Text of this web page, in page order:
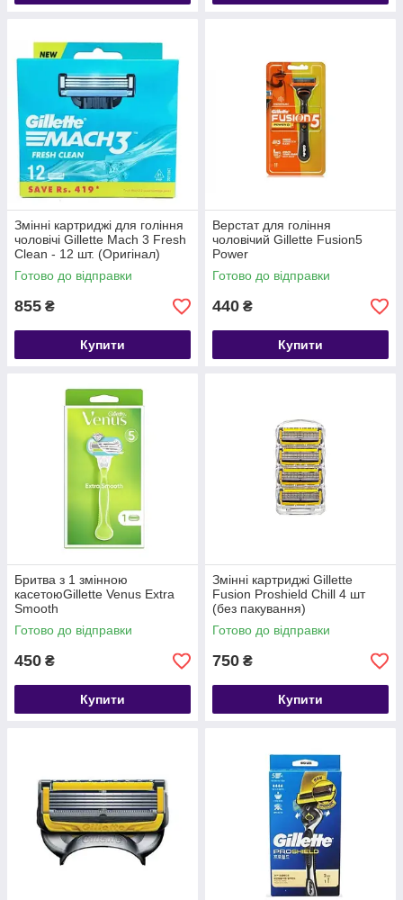
Змінні картриджі для гоління
чоловічі Gillette Mach 3 Fresh
Clean - 12 шт. (Оригінал)
Готово до відправки
855 ₴
Купити
Верстат для гоління
чоловічий Gillette Fusion5
Power
Готово до відправки
440 ₴
Купити
Бритва з 1 змінною
касетоюGillette Venus Extra
Smooth
Готово до відправки
450 ₴
Купити
Змінні картриджі Gillette
Fusion Proshield Chill 4 шт
(без пакування)
Готово до відправки
750 ₴
Купити